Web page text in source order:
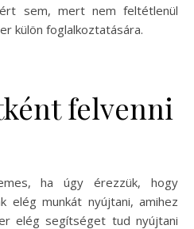
sem, mert nem feltétlenül
külön foglalkoztatására.
felvenni
ha úgy érezzük, hogy
elég munkát nyújtani, amihez
elég segítséget tud nyújtani